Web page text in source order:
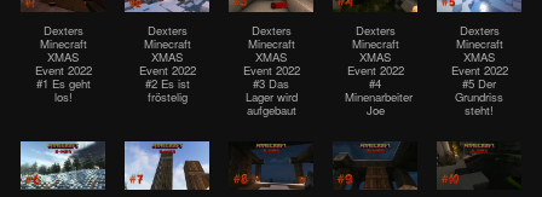
Dexters
Minecraft
XMAS
Event 2022
#1 Es geht
los!
Dexters
Minecraft
XMAS
Event 2022
#2 Es ist
fröstelig
Dexters
Minecraft
XMAS
Event 2022
#3 Das
Lager wird
aufgebaut
Dexters
Minecraft
XMAS
Event 2022
#4
Minenarbeiter
Joe
Dexters
Minecraft
XMAS
Event 2022
#5 Der
Grundriss
steht!